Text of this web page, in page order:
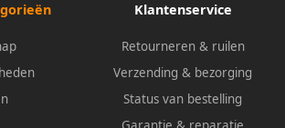
Klantenservice
Retourneren & ruilen
Verzending & bezorging
Status van bestelling